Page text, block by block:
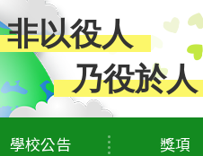
非以役人
乃役於人
學校公告 獎項